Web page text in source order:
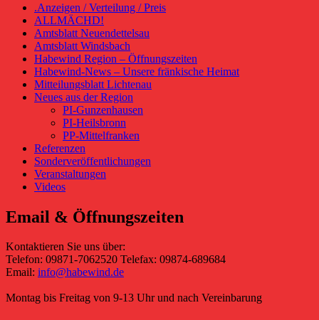
.Anzeigen / Verteilung / Preis
ALLMÄCHD!
Amtsblatt Neuendettelsau
Amtsblatt Windsbach
Habewind Region – Öffnungszeiten
Habewind-News – Unsere fränkische Heimat
Mitteilungsblatt Lichtenau
Neues aus der Region
PI-Gunzenhausen
PI-Heilsbronn
PP-Mittelfranken
Referenzen
Sonderveröffentlichungen
Veranstaltungen
Videos
Email & Öffnungszeiten
Kontaktieren Sie uns über:
Telefon: 09871-7062520 Telefax: 09874-689684
Email: info@habewind.de
Montag bis Freitag von 9-13 Uhr und nach Vereinbarung